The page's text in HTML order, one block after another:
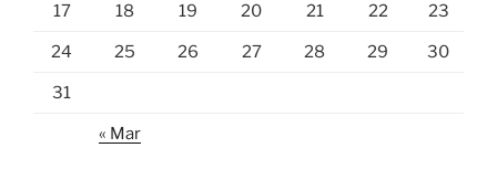
17 18 19 20 21 22 23
24 25 26 27 28 29 30
31
« Mar